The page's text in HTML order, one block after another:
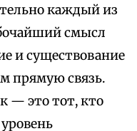
каждый из
смысл
и существование
прямую связь.
— это тот, кто